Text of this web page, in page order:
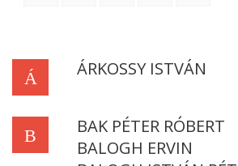
Á ÁRKOSSY ISTVÁN
B
BAK PÉTER RÓBERT
BALOGH ERVIN